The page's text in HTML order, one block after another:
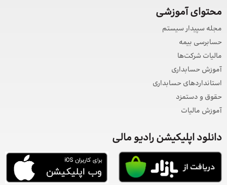
محتوای آموزشی
مجله سپیدار سیستم
حسابرسی بیمه
مالیات شرکت‌ها
آموزش حسابداری
استانداردهای حسابداری
حقوق و دستمزد
آموزش مالیات
دانلود اپلیکیشن رادیو مالی